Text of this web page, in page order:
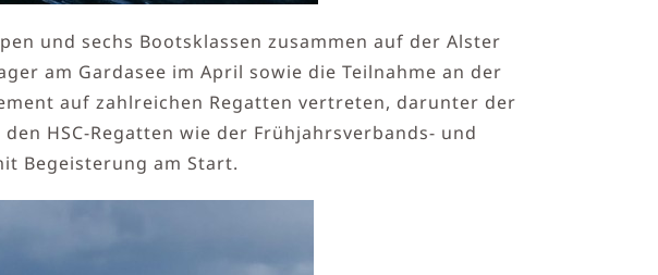
und sechs Bootsklassen zusammen auf der Alster
am Gardasee im April sowie die Teilnahme an der
auf zahlreichen Regatten vertreten, darunter der
HSC-Regatten wie der Frühjahrsverbands- und
Begeisterung am Start.